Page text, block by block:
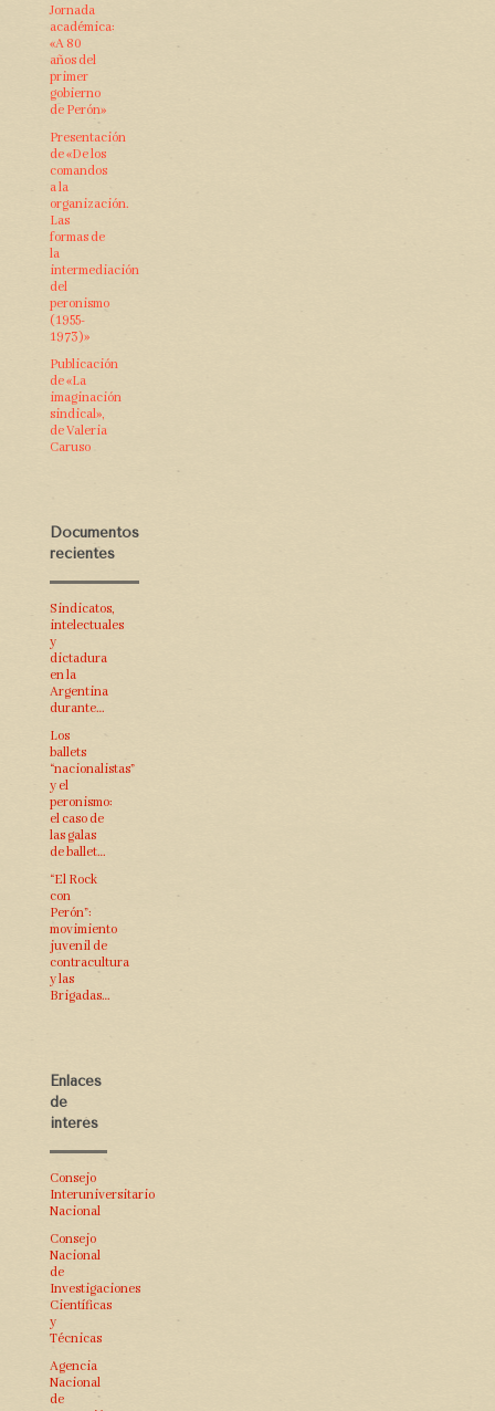
Jornada
académica:
«A 80
años del
primer
gobierno
de Perón»
Presentación
de «De los
comandos
a la
organización.
Las
formas de
la
intermediación
del
peronismo
(1955-
1973)»
Publicación
de «La
imaginación
sindical»,
de Valeria
Caruso
Documentos
recientes
Sindicatos,
intelectuales
y
dictadura
en la
Argentina
durante…
Los
ballets
“nacionalistas”
y el
peronismo:
el caso de
las galas
de ballet…
“El Rock
con
Perón”:
movimiento
juvenil de
contracultura
y las
Brigadas…
Enlaces
de
interés
Consejo
Interuniversitario
Nacional
Consejo
Nacional
de
Investigaciones
Científicas
y
Técnicas
Agencia
Nacional
de